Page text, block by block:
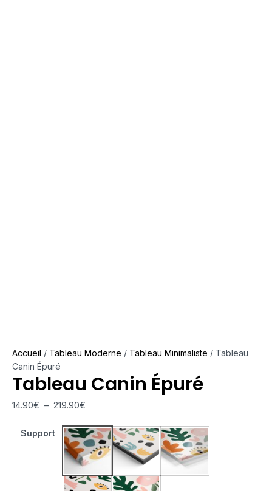
Accueil / Tableau Moderne / Tableau Minimaliste / Tableau
Canin Épuré
Tableau Canin Épuré
14.90€ – 219.90€
Support
Tableau Monté Sur Châssis
Tableau Cadre Flottant
Tableau Plexiglas